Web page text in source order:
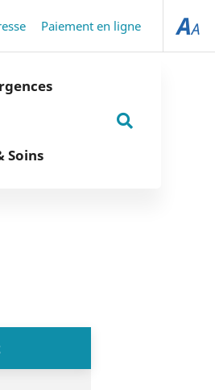
Paiement en ligne
Soins